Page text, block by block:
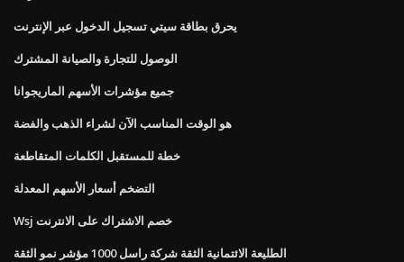
يحرق بطاقة سيتي تسجيل الدخول عبر الإنترنت
الوصول للتجارة والصيانة المشترك
جميع مؤشرات الأسهم الماريجوانا
هو الوقت المناسب الآن لشراء الذهب والفضة
خطة للمستقبل الكلمات المتقاطعة
التضخم أسعار الأسهم المعدلة
Wsj خصم الاشتراك على الانترنت
الطليعة الائتمانية الثقة شركة راسل 1000 مؤشر نمو الثقة